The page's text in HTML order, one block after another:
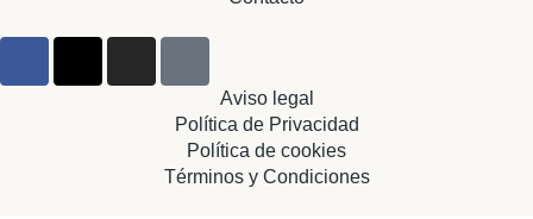
Aviso legal
Política de Privacidad
Política de cookies
Términos y Condiciones